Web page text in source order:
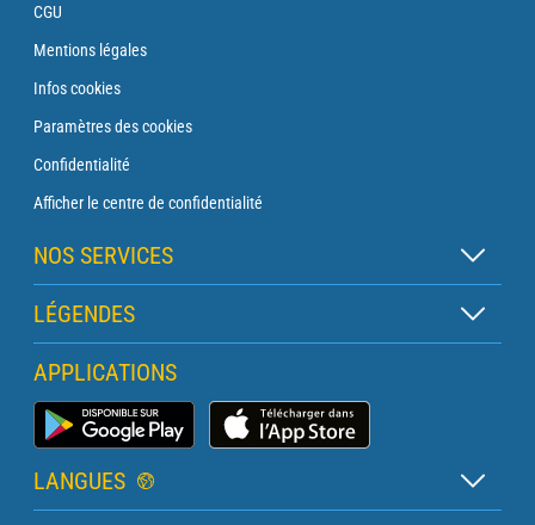
CGU
Mentions légales
Infos cookies
Paramètres des cookies
Confidentialité
Afficher le centre de confidentialité
NOS SERVICES
Abonnement Zen
Abonnement Balise
Abonnement Traversée
Abonnement Phare
LÉGENDES
Légende des cartes
Légende des pictogrammes
Glossaire
APPLICATIONS
Application Météo Marine
LANGUES